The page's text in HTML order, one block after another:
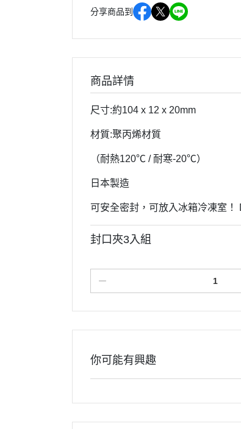
分享商品到
商品詳情
尺寸:約104 x 12 x 20mm
材質:聚丙烯材質
（耐熱120℃ / 耐寒-20℃）
日本製造
可安全密封，可放入冰箱冷凍室！
封口夾3入組
你可能有興趣